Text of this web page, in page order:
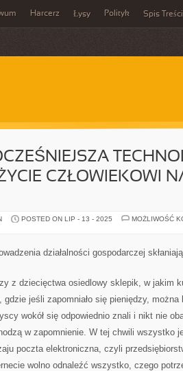
Harcerz Łysy Polityk Spis Treści
CZŁOWIEKOWI
POSTED ON LIP - 13 - 2025
MOŻLIWOŚĆ
działalności gospodarczej
z dziecięctwa osiedlowy sklepik, w jakim
gdzie jeśli zapomniało się pieniędzy, można
wokół się odpowiednio znali i nikt nie
w zapomnienie. W tej chwili wszystko
poczta elektroniczna, czyli
wolno odnaleźć wszystko, czego